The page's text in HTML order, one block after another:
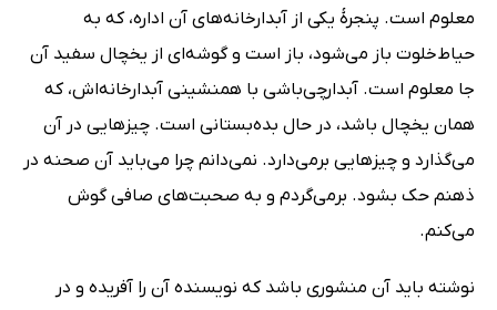
معلوم است. پنجرۀ یکی از آبدارخانه‌های آن اداره، که به
حیاط‌خلوت باز می‌شود، باز است و گوشه‌ای از یخچال سفید آن
جا معلوم است. آبدارچی‌باشی با همنشینی آبدارخانه‌اش، که
همان یخچال باشد، در حال بده‌بستانی است. چیزهایی در آن
می‌گذارد و چیزهایی برمی‌دارد. نمی‌دانم چرا می‌باید آن صحنه در
ذهنم حک بشود. برمی‌گردم و به صحبت‌های صافی گوش
می‌کنم.
نوشته باید آن منشوری باشد که نویسنده آن را آفریده و در